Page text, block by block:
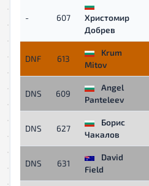
- 607
Христомир
Добрев
DNF 613
Krum
Mitov
DNS 609
Angel
Panteleev
DNS 627
Борис
Чакалов
DNS 631
David
Field